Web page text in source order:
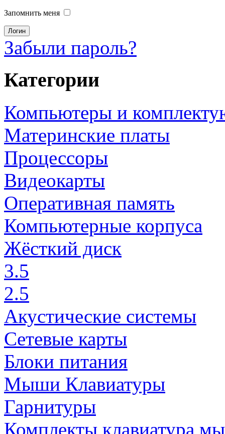
Запомнить меня
Забыли пароль?
Категории
Компьютеры и
Материнские платы
Процессоры
Видеокарты
Оперативная память
Компьютерные корпуса
Жёсткий диск
3.5
2.5
Акустические системы
Сетевые карты
Блоки питания
Мыши Клавиатуры
Гарнитуры
Комплекты клавиатура